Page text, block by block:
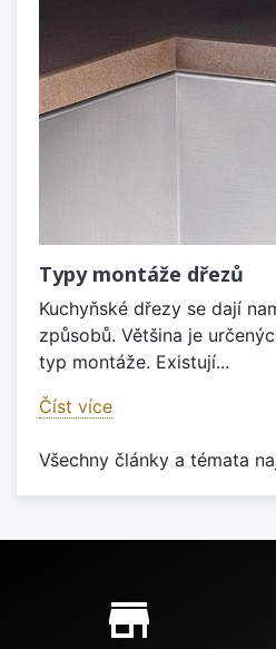
Typy montáže dřezů
Kuchyňské dřezy se dají
způsobů. Většina je
typ montáže. Existují...
Číst více
Všechny články a témata
Proč nakupovat u nás?
store_mall_directory